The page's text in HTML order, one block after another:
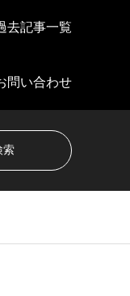
去記事一覧
問い合わせ